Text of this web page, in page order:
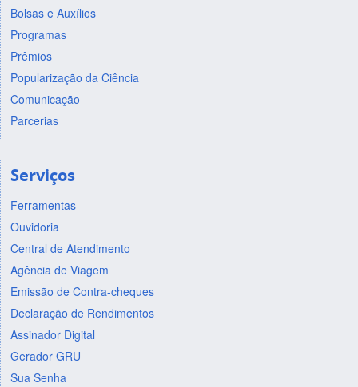
Bolsas e Auxílios
Programas
Prêmios
Popularização da Ciência
Comunicação
Parcerias
Serviços
Ferramentas
Ouvidoria
Central de Atendimento
Agência de Viagem
Emissão de Contra-cheques
Declaração de Rendimentos
Assinador Digital
Gerador GRU
Sua Senha